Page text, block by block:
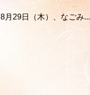
8月29日（木）、なごみ...